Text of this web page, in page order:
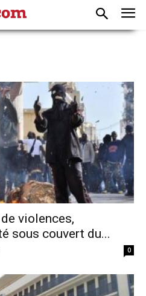
violences,
sous couvert du...
0